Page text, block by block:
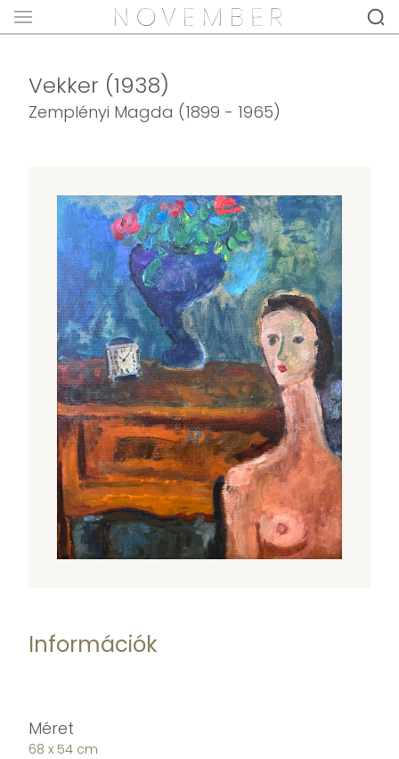
Vekker (1938)
Zemplényi Magda (1899 - 1965)
Információk
Méret
68 x 54 cm